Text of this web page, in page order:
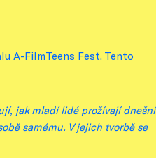
A-FilmTeens Fest. Tento
jak mladí lidé prožívají dnešní
samému. V jejich tvorbě se